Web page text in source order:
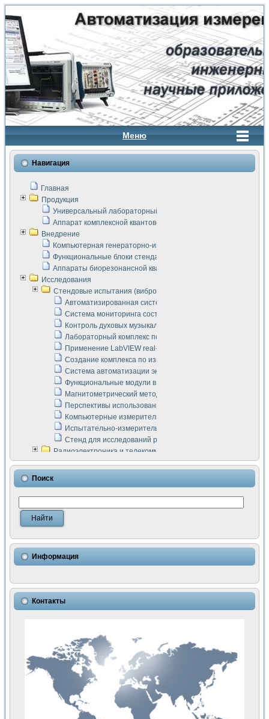
Меню
Навигация
Главная
Продукция
Универсальный лабораторный стенд "Сигнал-USB"
Аппарат комплексной квантовой терапии Интроскан
Внедрение
Компьютерная генераторно-измерительная система
Функциональные блоки стенда "Сигнал-USB"
Аппараты биорезонансной квантовой терапии серии СКАН
Исследования
Стендовые испытания (виброакустика, тензометрия и т.п.)
Автоматизированная система измерения параметров
Система мониторинга состояния тяговых
Контроль духовых музыкальных инструментов
Лабораторный комплекс по исследованию элементной
Применение LabVIEW real-time module для
Создание комплекса по измерению скорости подвижного
Система автоматизации экспериментальных
Функциональные модули в стандарте Nl SCXI для
Магнитометрический метод в дефектоскопии сварных
Перспективы использования машинного зрения в
Компьютерные измерительные системы для
Испытательно-измерительный комплекс аппаратуры для
Стенд для исследований рабочих процессов ДВС в
Радиоэлектроника и телекоммуникации
LabVIEW в расчетах радиолиний систем передачи данных
Аппаратно-программный комплекс для исследования
Виртуальный лабораторный стенд для исследования
Измерение шумовых параметров операционных
Измерительный преобразователь на основе цифровой
Использование NI LabVIEW для математического
Исследовние возможности создания измерителя ВАХ
Математическое моделирование генератора сигналов -
Применение осциллографического модуля с высоким
Симуляция отклика импульсного радиолокационного
Автоматизация формирования уравнений состояния для
Разработка автоматизированного стенда для измерения
Применение среды LabVIEW для построения картины
Портативная система для определения показателей
Использование LabVIEW для управления источником
Устройство для снятия вольт-амперных характеристик
Передовые научные технологии: нано-, фемто-,
Автоматизированная установка по измерению временных
Автоматизированный лабораторный комплекс на базе
Поиск
Информация
Контакты